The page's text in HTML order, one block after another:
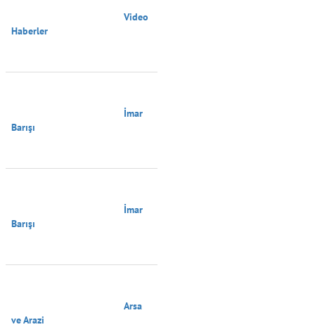
Haberler
Barışı
Barışı
ve Arazi